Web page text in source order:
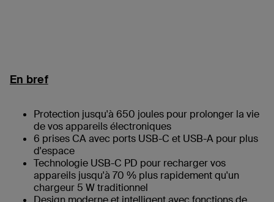
En bref
Protection jusqu'à 650 joules pour prolonger la vie
de vos appareils électroniques
6 prises CA avec ports USB-C et USB-A pour plus
d'espace
Technologie USB-C PD pour recharger vos
appareils jusqu'à 70 % plus rapidement qu'un
chargeur 5 W traditionnel